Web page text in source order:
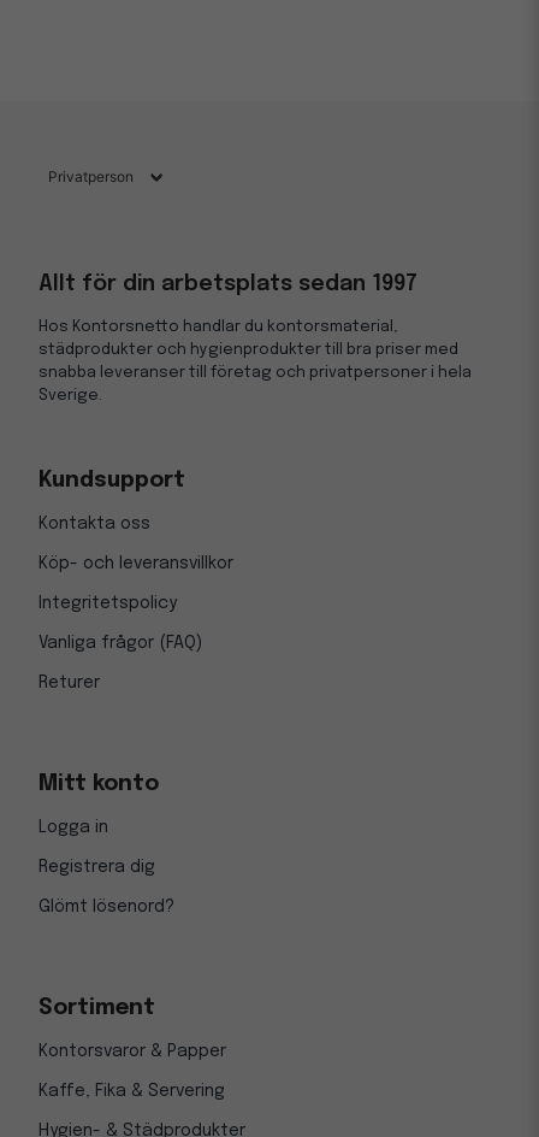
Allt för din arbetsplats sedan 1997
Hos Kontorsnetto handlar du kontorsmaterial,
städprodukter och hygienprodukter till bra priser med
snabba leveranser till företag och privatpersoner i hela
Sverige.
Kundsupport
Kontakta oss
Köp- och leveransvillkor
Integritetspolicy
Vanliga frågor (FAQ)
Returer
Mitt konto
Logga in
Registrera dig
Glömt lösenord?
Sortiment
Kontorsvaror & Papper
Kaffe, Fika & Servering
Hygien- & Städprodukter